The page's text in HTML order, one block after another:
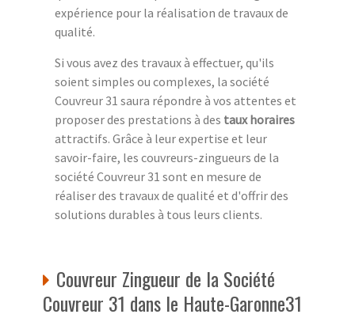
expérience pour la réalisation de travaux de
qualité.
Si vous avez des travaux à effectuer, qu'ils
soient simples ou complexes, la société
Couvreur 31 saura répondre à vos attentes et
proposer des prestations à des taux horaires
attractifs. Grâce à leur expertise et leur
savoir-faire, les couvreurs-zingueurs de la
société Couvreur 31 sont en mesure de
réaliser des travaux de qualité et d'offrir des
solutions durables à tous leurs clients.
Couvreur Zingueur de la Société
Couvreur 31 dans le Haute-Garonne31